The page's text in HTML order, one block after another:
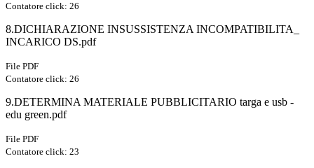
Contatore click: 26
8.DICHIARAZIONE INSUSSISTENZA INCOMPATIBILITA_
INCARICO DS.pdf
File PDF
Contatore click: 26
9.DETERMINA MATERIALE PUBBLICITARIO targa e usb -
edu green.pdf
File PDF
Contatore click: 23